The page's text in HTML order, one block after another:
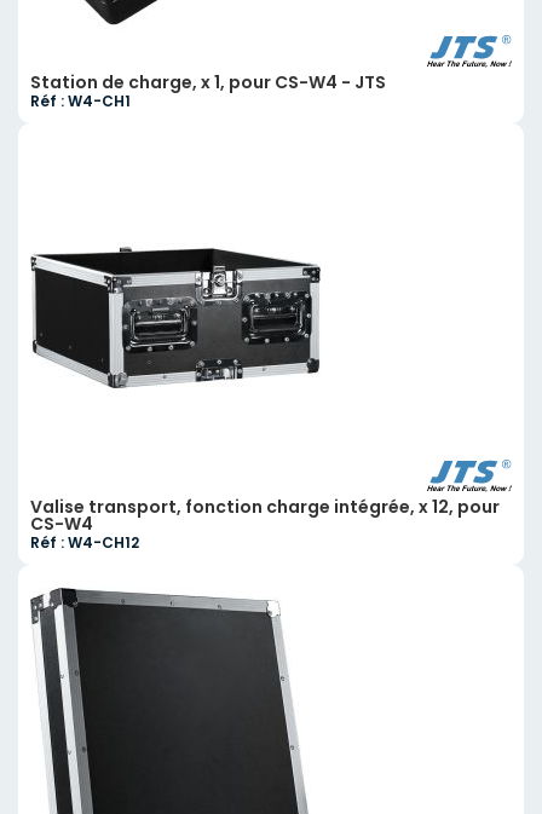
Station de charge, x 1, pour CS-W4 - JTS
Réf : W4-CH1
Valise transport, fonction charge intégrée, x 12, pour
CS-W4
Réf : W4-CH12